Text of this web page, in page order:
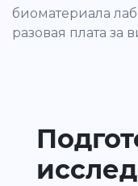
биоматериала
разовая плата за